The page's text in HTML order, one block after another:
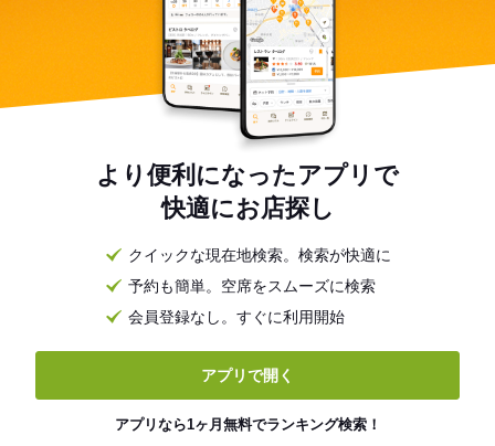
より便利になったアプリで
快適にお店探し
クイックな現在地検索。検索が快適に
予約も簡単。空席をスムーズに検索
会員登録なし。すぐに利用開始
アプリで開く
アプリなら1ヶ月無料でランキング検索！